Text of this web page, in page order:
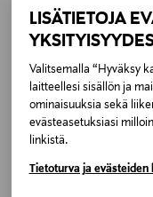
LISÄTIETOJA
Valitsemalla “Hyväksy
laitteellesi sisällön ja
ominaisuuksia sekä
evästeasetuksiasi
linkistä.
Tietoturva ja evästeiden
VP1019000282_009
Fatboy the Original
Valmistajan osoite
Hertogenbosch, The
LISÄÄ